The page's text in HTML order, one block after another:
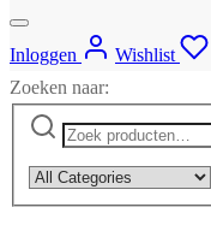
Inloggen
Wishlist
Zoeken naar: